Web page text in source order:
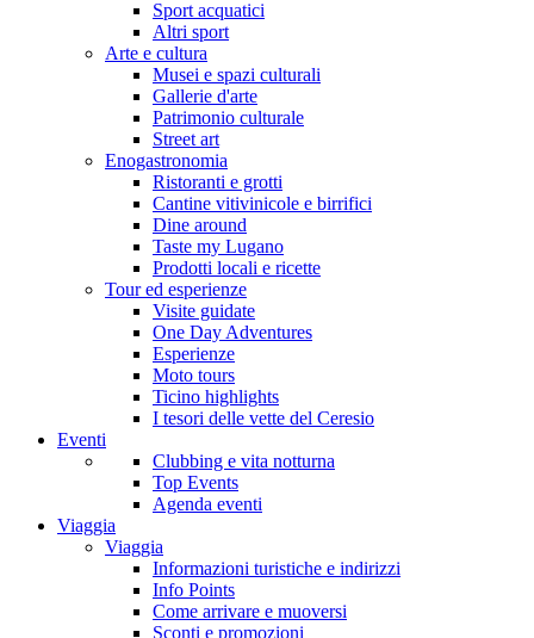
Sport acquatici
Altri sport
Arte e cultura
Musei e spazi culturali
Gallerie d'arte
Patrimonio culturale
Street art
Enogastronomia
Ristoranti e grotti
Cantine vitivinicole e birrifici
Dine around
Taste my Lugano
Prodotti locali e ricette
Tour ed esperienze
Visite guidate
One Day Adventures
Esperienze
Moto tours
Ticino highlights
I tesori delle vette del Ceresio
Eventi
Clubbing e vita notturna
Top Events
Agenda eventi
Viaggia
Viaggia
Informazioni turistiche e indirizzi
Info Points
Come arrivare e muoversi
Sconti e promozioni